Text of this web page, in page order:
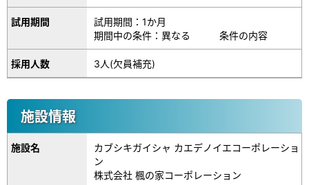
試用期間
試用期間：1か月
期間中の条件：異なる 条件の内容
採用人数 3人(欠員補充)
施設情報
施設名
カブシキガイシャ カエデノイエコーポレーショ
ン
株式会社 楓の家コーポレーション